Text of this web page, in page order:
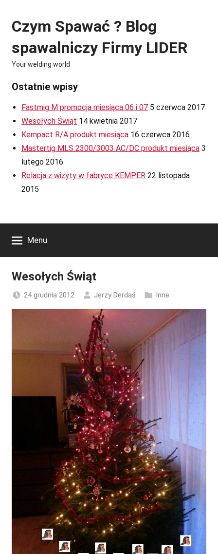
content
Czym Spawać ? Blog
spawalniczy Firmy LIDER
Your welding world
Ostatnie wpisy
Fastmig M promocja miesiąca 06 i 07 5 czerwca 2017
Wesołych Świąt 14 kwietnia 2017
Kempact R/A produkt miesiąca 16 czerwca 2016
Mastertig MLS 2300/3003 AC/DC produkt miesiąca 3
lutego 2016
Relacja z wizyty w fabryce KEMPER 22 listopada
2015
Menu
Wesołych Świąt
24 grudnia 2012 Jerzy Derdaś Inne